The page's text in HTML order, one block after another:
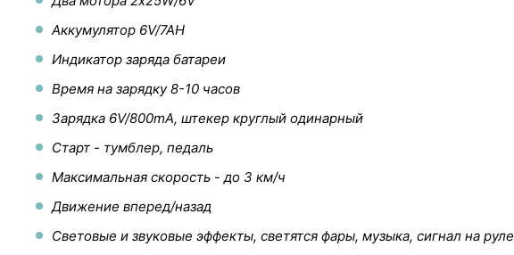
Аккумулятор 6V/7AH
Индикатор заряда батареи
Время на зарядку 8-10 часов
Зарядка 6V/800mA, штекер круглый одинарный
Старт - тумблер, педаль
Максимальная скорость - до 3 км/ч
Движение вперед/назад
Световые и звуковые эффекты, светятся фары, музыка, сигнал на руле